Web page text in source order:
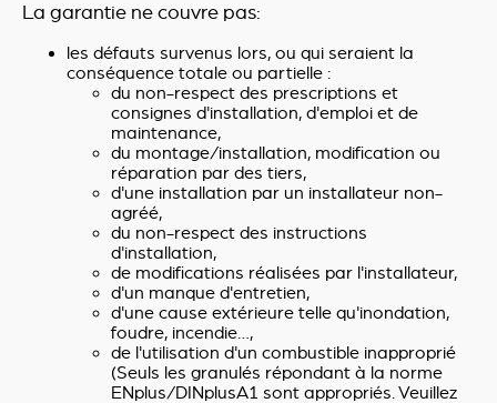
La garantie ne couvre pas:
les défauts survenus lors, ou qui seraient la
conséquence totale ou partielle :
du non-respect des prescriptions et
consignes d'installation, d'emploi et de
maintenance,
du montage/installation, modification ou
réparation par des tiers,
d'une installation par un installateur non-
agréé,
du non-respect des instructions
d'installation,
de modifications réalisées par l'installateur,
d'un manque d'entretien,
d'une cause extérieure telle qu'inondation,
foudre, incendie…,
de l'utilisation d'un combustible inapproprié
(Seuls les granulés répondant à la norme
ENplus/DINplusA1 sont appropriés. Veuillez